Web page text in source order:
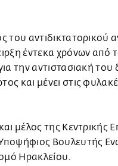
του αντιδικτατορικού
έντεκα χρόνων από
την αντιστασιακή
και μένει στις
μέλος της Κεντρικής
Βουλευτής
Ηρακλείου.